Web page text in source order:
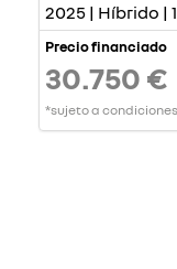
2025 | Híbrido |
Precio financiado
30.750 €
*sujeto a